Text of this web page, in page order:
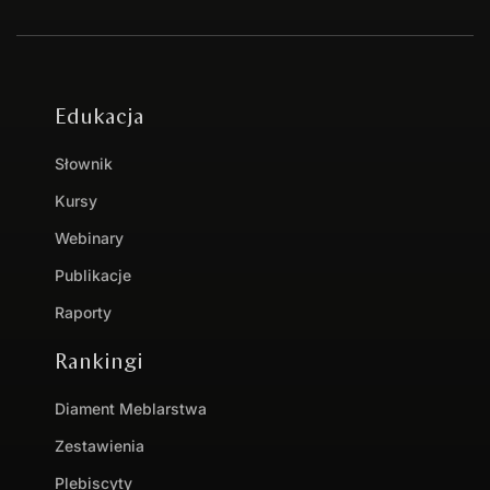
Edukacja
Słownik
Kursy
Webinary
Publikacje
Raporty
Rankingi
Diament Meblarstwa
Zestawienia
Plebiscyty